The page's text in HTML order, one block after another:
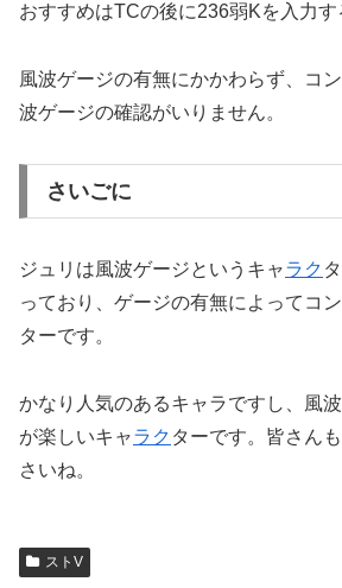
おすすめはTCの後に236弱Kを入力す
風波ゲージの有無にかかわらず、コ
波ゲージの確認がいりません。
さいごに
ジュリは風波ゲージというキャラク
っており、ゲージの有無によってコ
ターです。
かなり人気のあるキャラですし、風
が楽しいキャラク ターです。皆さん
さいね。
ストV